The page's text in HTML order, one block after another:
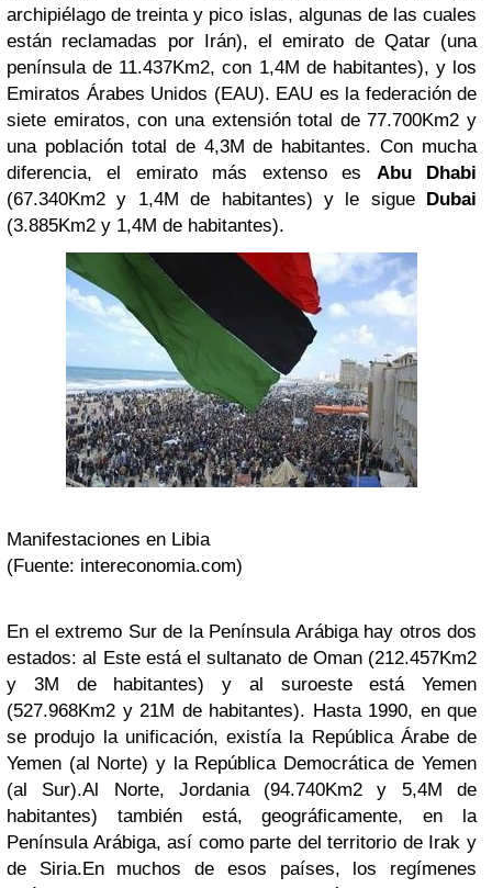
archipiélago de treinta y pico islas, algunas de las cuales
están reclamadas por Irán), el emirato de Qatar (una
península de 11.437Km2, con 1,4M de habitantes), y los
Emiratos Árabes Unidos (EAU). EAU es la federación de
siete emiratos, con una extensión total de 77.700Km2 y
una población total de 4,3M de habitantes. Con mucha
diferencia, el emirato más extenso es Abu Dhabi
(67.340Km2 y 1,4M de habitantes) y le sigue Dubai
(3.885Km2 y 1,4M de habitantes).
Manifestaciones en Libia
(Fuente: intereconomia.com)
En el extremo Sur de la Península Arábiga hay otros dos
estados: al Este está el sultanato de Oman (212.457Km2
y 3M de habitantes) y al suroeste está Yemen
(527.968Km2 y 21M de habitantes). Hasta 1990, en que
se produjo la unificación, existía la República Árabe de
Yemen (al Norte) y la República Democrática de Yemen
(al Sur).Al Norte, Jordania (94.740Km2 y 5,4M de
habitantes) también está, geográficamente, en la
Península Arábiga, así como parte del territorio de Irak y
de Siria.En muchos de esos países, los regímenes